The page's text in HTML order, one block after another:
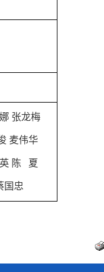
张龙梅
麦伟华
陈   夏
国忠